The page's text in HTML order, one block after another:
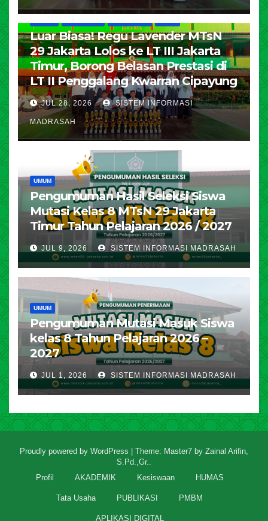
Luar Biasa! Regu Lavender MTsN
29 Jakarta Lolos ke LT III Jakarta
Timur, Borong Belasan Prestasi di
LT II Penggalang Kwarran Cipayung
JUL 28, 2026 SISTEM INFORMASI
MADRASAH
UMUM
Pengumuman Hasil Seleksi Siswa
Mutasi Kelas 8 MTsN 29 Jakarta
Timur Tahun Pelajaran 2026 / 2027
JUL 9, 2026 SISTEM INFORMASI MADRASAH
UMUM
Pengumuman Mutasi Masuk Siswa
kelas 8 Tahun Pelajaran 2026 –
2027
JUL 1, 2026 SISTEM INFORMASI MADRASAH
Proudly powered by WordPress Theme: Master7 by Zainal Arifin,
S.Pd.,Gr..
Profil
AKADEMIK Kesiswaan HUMAS
Tata Usaha PUBLIKASI PMBM
APLIKASI DIGITAL